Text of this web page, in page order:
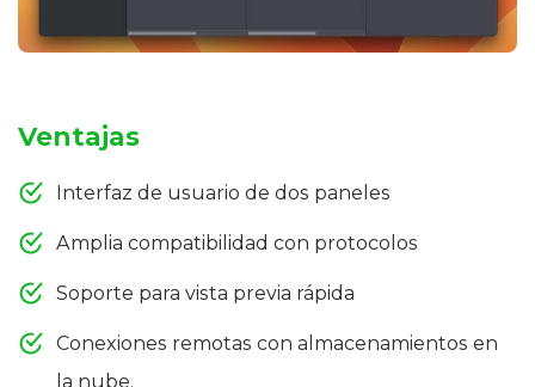
Ventajas
Interfaz de usuario de dos paneles
Amplia compatibilidad con protocolos
Soporte para vista previa rápida
Conexiones remotas con almacenamientos en
la nube.